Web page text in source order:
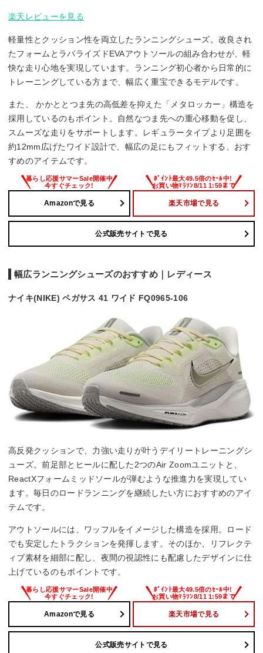
楽天レビューを見る
軽量性とクッション性を両立したランニングシューズ。改良され
たフォームとラバライズドEVAアウトソールの組み合わせが、軽
快な走り心地を実現しています。ランニング初心者から日常的に
トレーニングしている方まで、幅広く重宝できるモデルです。
また、 かかととつま先の高低差を抑えた「メタロッカー」構造を
採用しているのもポイント。自然なつま先への重心移動を促し、
スムーズな走りをサポートします。レギュラータイプより足囲を
約12mm広げたワイド設計で、幅広の足にもフィットする、おす
すめのアイテムです。
Amazonで見る 楽天市場で見る
公式販売サイトで見る
幅広ランニングシューズのおすすめ｜レディース
ナイキ(NIKE) ペガサス 41 ワイド FQ0965-106
高反発クッションで、力強い走りが叶うデイリートレーニングシ
ューズ。前足部とヒールに配した2つのAir Zoomユニットと、
ReactXフォームミッドソールが弾むような推進力を実現してい
ます。毎日のロードランニングを継続したい方におすすめのアイ
テムです。
アウトソールには、ワッフルをイメージした構造を採用。ロード
でも安定したトラクションを発揮します。そのほか、リフレクテ
ィブ素材を細部に配し、夜間の視認性にも配慮したデザインに仕
上げているのもポイントです。
Amazonで見る 楽天市場で見る
公式販売サイトで見る